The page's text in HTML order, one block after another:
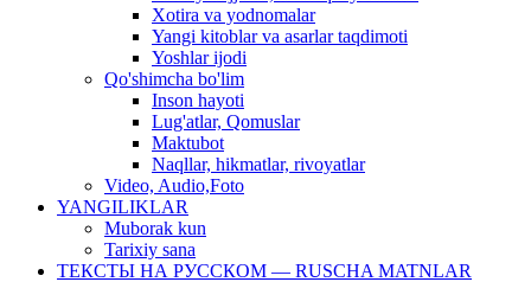
Xotira va yodnomalar
Yangi kitoblar va asarlar taqdimoti
Yoshlar ijodi
Qo'shimcha bo'lim
Inson hayoti
Lug'atlar, Qomuslar
Maktubot
Naqllar, hikmatlar, rivoyatlar
Video, Audio,Foto
YANGILIKLAR
Muborak kun
Tarixiy sana
ТЕКСТЫ НА РУССКОМ — RUSCHA MATNLAR